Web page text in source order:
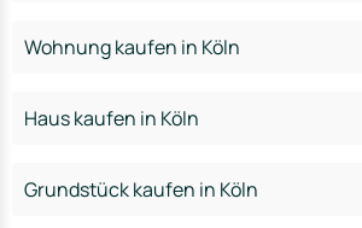
Wohnung kaufen in Köln
Haus kaufen in Köln
Grundstück kaufen in Köln